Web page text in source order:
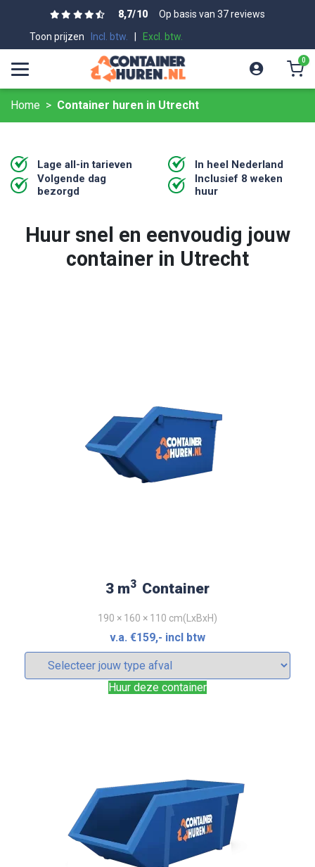
8,7/10
Op basis van 37 reviews
Toon prijzen
Incl. btw. Excl. btw.
0
Home Container huren in Utrecht
Lage all-in tarieven
In heel Nederland
Volgende dag
bezorgd
Inclusief 8 weken
huur
Huur snel en eenvoudig jouw
container in Utrecht
3 m3 Container
190 × 160 × 110 cm(LxBxH)
v.a. €159,- incl btw
Huur deze container